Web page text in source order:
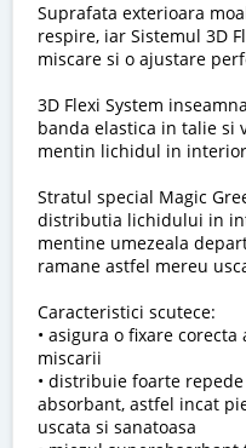
Suprafata exterioara
respire, iar Sistemul 3D
miscare si o ajustare
3D Flexi System
banda elastica in talie si
mentin lichidul in
Stratul special Magic
distributia lichidului in
mentine umezeala
ramane astfel mereu
Caracteristici scutece:
• asigura o fixare
miscarii
• distribuie foarte
absorbant, astfel incat
uscata si sanatoasa